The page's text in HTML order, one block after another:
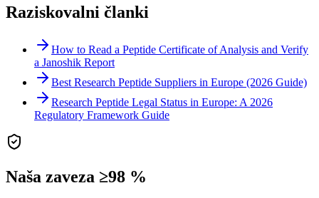
Raziskovalni članki
How to Read a Peptide Certificate of Analysis and Verify
a Janoshik Report
Best Research Peptide Suppliers in Europe (2026 Guide)
Research Peptide Legal Status in Europe: A 2026
Regulatory Framework Guide
Naša zaveza ≥98 %